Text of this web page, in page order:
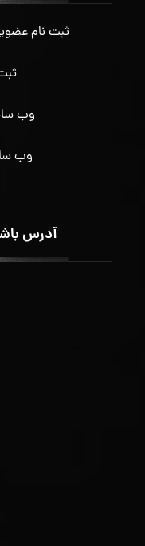
ثبت نام
وب
وب
آدرس